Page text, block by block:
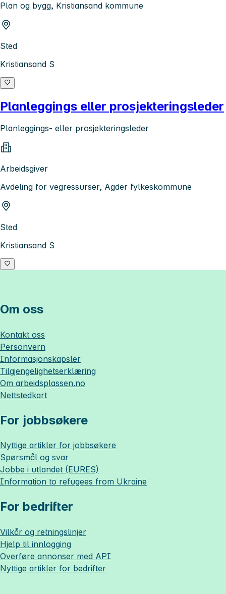
Plan og bygg, Kristiansand kommune
Sted
Kristiansand S
Planleggings eller prosjekteringsleder
Planleggings- eller prosjekteringsleder
Arbeidsgiver
Avdeling for vegressurser, Agder fylkeskommune
Sted
Kristiansand S
Om oss
Kontakt oss
Personvern
Informasjonskapsler
Tilgjengelighetserklæring
Om arbeidsplassen.no
Nettstedkart
For jobbsøkere
Nyttige artikler for jobbsøkere
Spørsmål og svar
Jobbe i utlandet (EURES)
Information to refugees from Ukraine
For bedrifter
Vilkår og retningslinjer
Hjelp til innlogging
Overføre annonser med API
Nyttige artikler for bedrifter